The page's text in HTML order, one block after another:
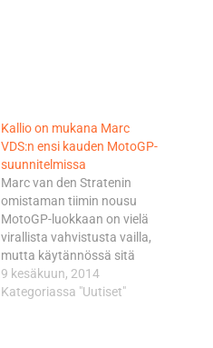
Kallio on mukana Marc
VDS:n ensi kauden MotoGP-
suunnitelmissa
Marc van den Stratenin
omistaman tiimin nousu
MotoGP-luokkaan on vielä
virallista vahvistusta vailla,
mutta käytännössä sitä
voidaan pitää selviönä. Tosin
vielä tässä vaiheessa
9 kesäkuun, 2014
Kategoriassa "Uutiset"